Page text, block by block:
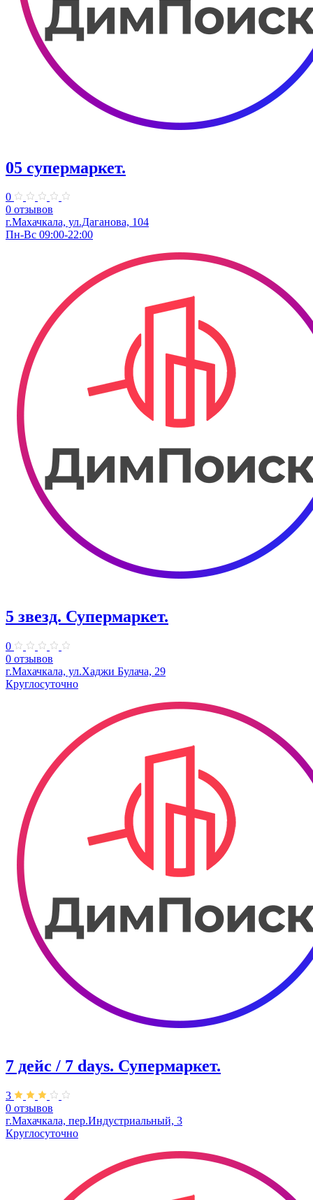
05 супермаркет.
0
0 отзывов
г.Махачкала, ул.​Даганова, 104
Пн-Вс 09:00-22:00
5 звезд. Супермаркет.
0
0 отзывов
г.Махачкала, ул.​Хаджи Булача, 29
Круглосуточно
7 дейс / 7 days. Супермаркет.
3
0 отзывов
г.Махачкала, пер.​Индустриальный, 3
Круглосуточно